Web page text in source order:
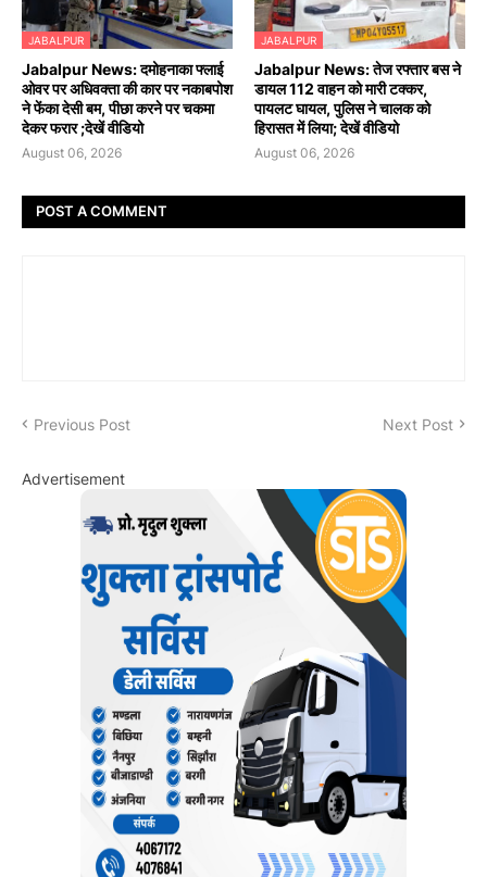
JABALPUR
Jabalpur News: दमोहनाका फ्लाई
ओवर पर अधिवक्ता की कार पर नकाबपोश
ने फेंका देसी बम, पीछा करने पर चकमा
देकर फरार ;देखें वीडियो
August 06, 2026
JABALPUR
Jabalpur News: तेज रफ्तार बस ने
डायल 112 वाहन को मारी टक्कर,
पायलट घायल, पुलिस ने चालक को
हिरासत में लिया; देखें वीडियो
August 06, 2026
POST A COMMENT
Previous Post Next Post
Advertisement